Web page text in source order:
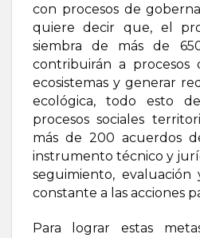
con procesos de
quiere decir que, el
siembra de más de
contribuirán a procesos
ecosistemas y generar
ecológica, todo esto
procesos sociales
más de 200 acuerdos
instrumento técnico y
seguimiento, evaluación
constante a las acciones
Para lograr estas